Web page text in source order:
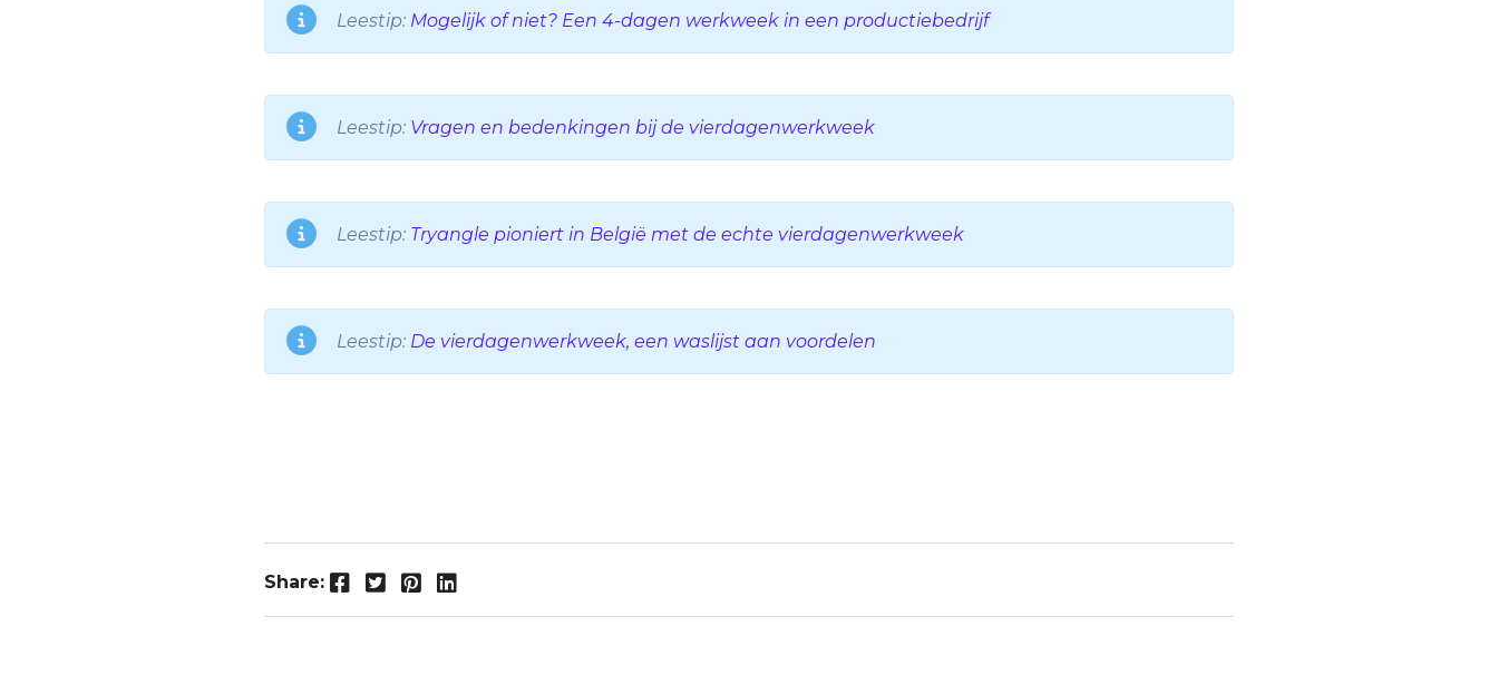
Leestip: Mogelijk of niet? Een 4-dagen werkweek in een productiebedrijf
Leestip: Vragen en bedenkingen bij de vierdagenwerkweek
Leestip: Tryangle pioniert in België met de echte vierdagenwerkweek
Leestip: De vierdagenwerkweek, een waslijst aan voordelen
Share: Facebook
Twitter
Pinterest
LinkedIn